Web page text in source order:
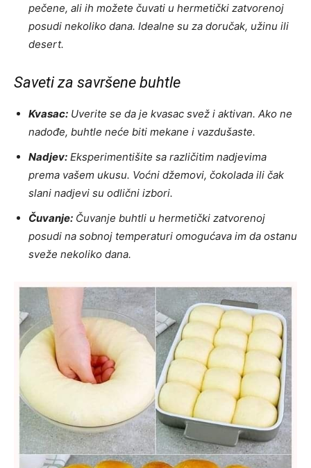
pečene, ali ih možete čuvati u hermetički zatvorenoj
posudi nekoliko dana. Idealne su za doručak, užinu ili
desert.
Saveti za savršene buhtle
Kvasac: Uverite se da je kvasac svež i aktivan. Ako ne
nadođe, buhtle neće biti mekane i vazdušaste.
Nadjev: Eksperimentišite sa različitim nadjevima
prema vašem ukusu. Voćni džemovi, čokolada ili čak
slani nadjevi su odlični izbori.
Čuvanje: Čuvanje buhtli u hermetički zatvorenoj
posudi na sobnoj temperaturi omogućava im da ostanu
sveže nekoliko dana.